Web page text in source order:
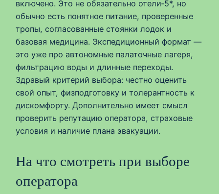
включено. Это не обязательно отели‑5*, но
обычно есть понятное питание, проверенные
тропы, согласованные стоянки лодок и
базовая медицина. Экспедиционный формат —
это уже про автономные палаточные лагеря,
фильтрацию воды и длинные переходы.
Здравый критерий выбора: честно оценить
свой опыт, физподготовку и толерантность к
дискомфорту. Дополнительно имеет смысл
проверить репутацию оператора, страховые
условия и наличие плана эвакуации.
На что смотреть при выборе
оператора